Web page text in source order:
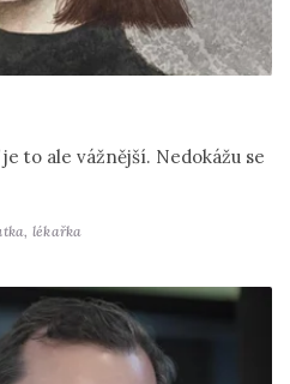
to ale vážnější. Nedokážu se
lékařka